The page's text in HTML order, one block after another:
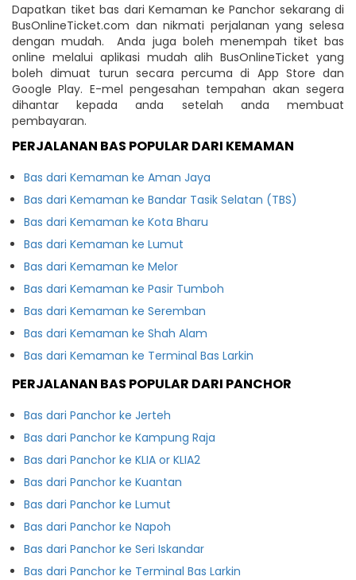
Dapatkan tiket bas dari Kemaman ke Panchor sekarang di
BusOnlineTicket.com dan nikmati perjalanan yang selesa
dengan mudah. Anda juga boleh menempah tiket bas
online melalui aplikasi mudah alih BusOnlineTicket yang
boleh dimuat turun secara percuma di App Store dan
Google Play. E-mel pengesahan tempahan akan segera
dihantar kepada anda setelah anda membuat
pembayaran.
PERJALANAN BAS POPULAR DARI KEMAMAN
Bas dari Kemaman ke Aman Jaya
Bas dari Kemaman ke Bandar Tasik Selatan (TBS)
Bas dari Kemaman ke Kota Bharu
Bas dari Kemaman ke Lumut
Bas dari Kemaman ke Melor
Bas dari Kemaman ke Pasir Tumboh
Bas dari Kemaman ke Seremban
Bas dari Kemaman ke Shah Alam
Bas dari Kemaman ke Terminal Bas Larkin
PERJALANAN BAS POPULAR DARI PANCHOR
Bas dari Panchor ke Jerteh
Bas dari Panchor ke Kampung Raja
Bas dari Panchor ke KLIA or KLIA2
Bas dari Panchor ke Kuantan
Bas dari Panchor ke Lumut
Bas dari Panchor ke Napoh
Bas dari Panchor ke Seri Iskandar
Bas dari Panchor ke Terminal Bas Larkin